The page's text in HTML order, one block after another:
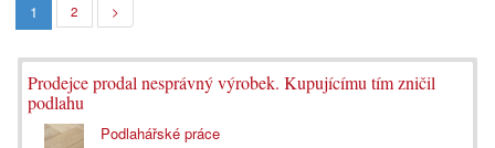
1
2 >
Prodejce prodal nesprávný výrobek. Kupujícímu tím zničil
podlahu
Podlahářské práce